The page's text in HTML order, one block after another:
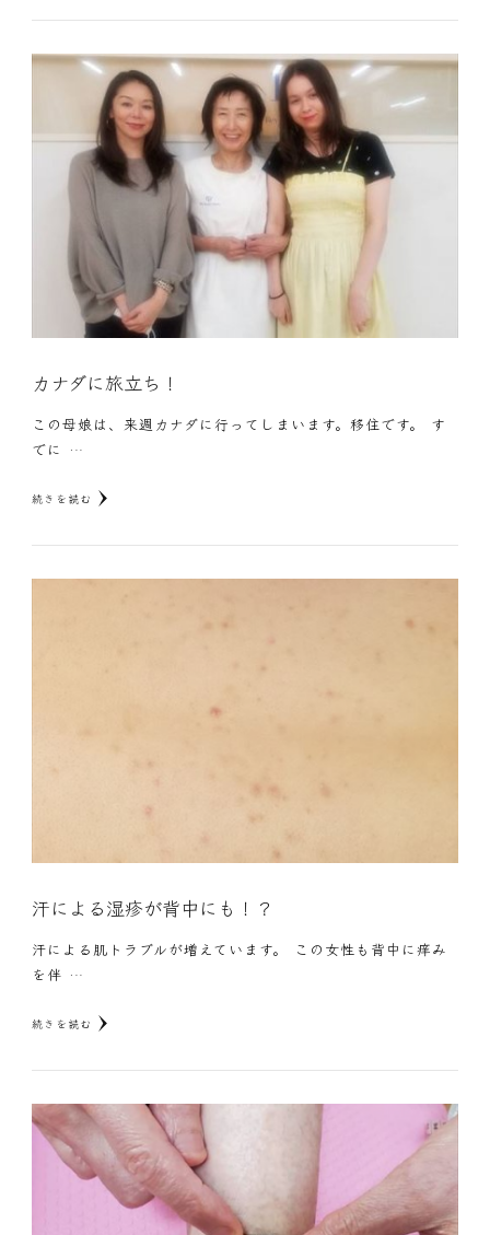
カナダに旅立ち！
この母娘は、来週カナダに行ってしまいます。移住です。 す
でに …
続きを読む
汗による湿疹が背中にも！？
汗による肌トラブルが増えています。 この女性も背中に痒み
を伴 …
続きを読む